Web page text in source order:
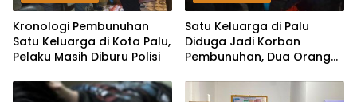
Kronologi Pembunuhan
Satu Keluarga di Kota Palu,
Pelaku Masih Diburu Polisi
Satu Keluarga di Palu
Diduga Jadi Korban
Pembunuhan, Dua Orang